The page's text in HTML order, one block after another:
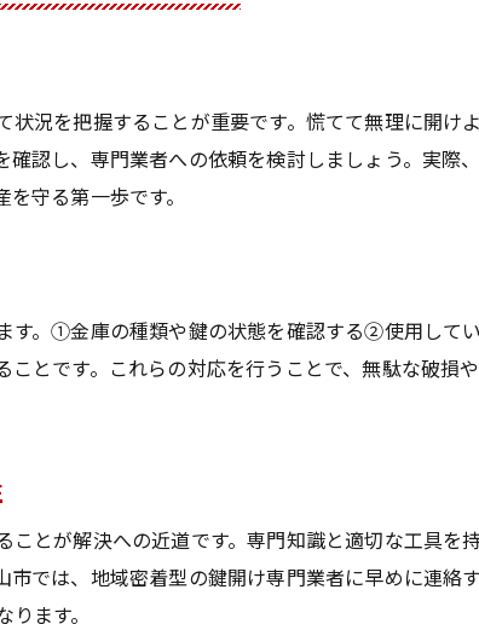
況を把握することが重要です。慌てて無理に開け
認し、専門業者への依頼を検討しましょう。実際
守る第一歩です。
す。①金庫の種類や鍵の状態を確認する②使用して
とです。これらの対応を行うことで、無駄な破損
とが解決への近道です。専門知識と適切な工具を
では、地域密着型の鍵開け専門業者に早めに連絡
ます。